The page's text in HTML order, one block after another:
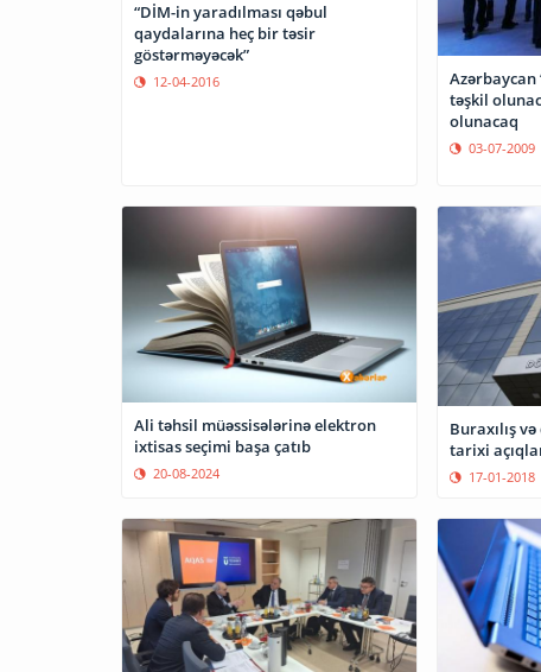
“DİM-in yaradılması qəbul
qaydalarına heç bir təsir
göstərməyəcək”
12-04-2016
təşkil
olunacaq
03-07-2009
Ali təhsil müəssisələrinə elektron
ixtisas seçimi başa çatıb
20-08-2024
Buraxılış
tarixi
17-01-2018